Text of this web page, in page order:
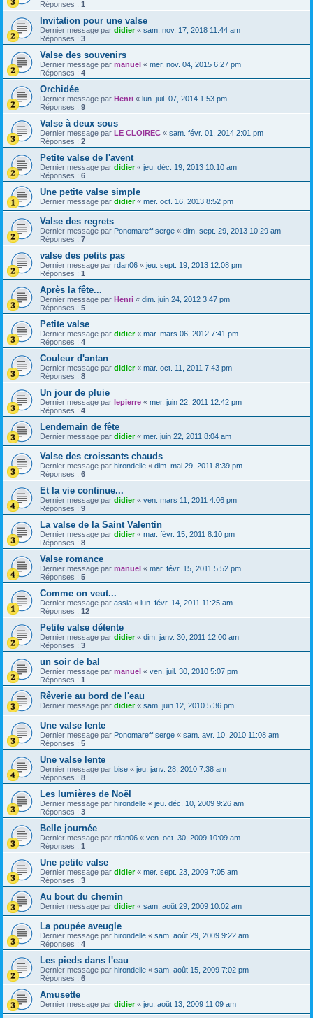
Réponses : 1
Invitation pour une valse
Dernier message par didier« sam. nov. 17, 2018 11:44 am
Réponses : 3
Valse des souvenirs
Dernier message par manuel « mer. nov. 04, 2015 6:27 pm
Réponses : 4
Orchidée
Dernier message par Henri « lun. juil. 07, 2014 1:53 pm
Réponses : 9
Valse à deux sous
Dernier message par LE CLOIREC « sam. févr. 01, 2014 2:01 pm
Réponses : 2
Petite valse de l'avent
Dernier message par didier« jeu. déc. 19, 2013 10:10 am
Réponses : 6
Une petite valse simple
Dernier message par didier« mer. oct. 16, 2013 8:52 pm
Valse des regrets
Dernier message par Ponomareff serge « dim. sept. 29, 2013 10:29 am
Réponses : 7
valse des petits pas
Dernier message par rdan06 « jeu. sept. 19, 2013 12:08 pm
Réponses : 1
Après la fête...
Dernier message par Henri « dim. juin 24, 2012 3:47 pm
Réponses : 5
Petite valse
Dernier message par didier« mar. mars 06, 2012 7:41 pm
Réponses : 4
Couleur d'antan
Dernier message par didier« mar. oct. 11, 2011 7:43 pm
Réponses : 8
Un jour de pluie
Dernier message par lepierre « mer. juin 22, 2011 12:42 pm
Réponses : 4
Lendemain de fête
Dernier message par didier« mer. juin 22, 2011 8:04 am
Valse des croissants chauds
Dernier message par hirondelle « dim. mai 29, 2011 8:39 pm
Réponses : 6
Et la vie continue...
Dernier message par didier« ven. mars 11, 2011 4:06 pm
Réponses : 9
La valse de la Saint Valentin
Dernier message par didier« mar. févr. 15, 2011 8:10 pm
Réponses : 8
Valse romance
Dernier message par manuel « mar. févr. 15, 2011 5:52 pm
Réponses : 5
Comme on veut...
Dernier message par assia « lun. févr. 14, 2011 11:25 am
Réponses : 12
Petite valse détente
Dernier message par didier« dim. janv. 30, 2011 12:00 am
Réponses : 3
un soir de bal
Dernier message par manuel « ven. juil. 30, 2010 5:07 pm
Réponses : 1
Rêverie au bord de l'eau
Dernier message par didier« sam. juin 12, 2010 5:36 pm
Une valse lente
Dernier message par Ponomareff serge « sam. avr. 10, 2010 11:08 am
Réponses : 5
Une valse lente
Dernier message par bise « jeu. janv. 28, 2010 7:38 am
Réponses : 8
Les lumières de Noël
Dernier message par hirondelle « jeu. déc. 10, 2009 9:26 am
Réponses : 3
Belle journée
Dernier message par rdan06 « ven. oct. 30, 2009 10:09 am
Réponses : 1
Une petite valse
Dernier message par didier« mer. sept. 23, 2009 7:05 am
Réponses : 3
Au bout du chemin
Dernier message par didier« sam. août 29, 2009 10:02 am
La poupée aveugle
Dernier message par hirondelle « sam. août 29, 2009 9:22 am
Réponses : 4
Les pieds dans l'eau
Dernier message par hirondelle « sam. août 15, 2009 7:02 pm
Réponses : 6
Amusette
Dernier message par didier« jeu. août 13, 2009 11:09 am